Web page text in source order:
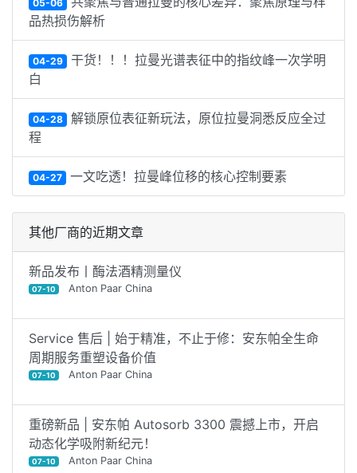
05-06
品热损伤解析
04-29 干货！！！拉曼光谱表征中的指纹峰一次学明
白
04-28 解锁原位表征新玩法，原位拉曼洞悉反应全过
程
04-27 一文吃透！拉曼峰位移的核心控制要素
其他厂商的近期文章
新品发布丨酶法酒精测量仪
07-10 Anton Paar China
Service 售后 | 始于精准，不止于修：安东帕全生命
周期服务重塑设备价值
07-10 Anton Paar China
重磅新品 | 安东帕 Autosorb 3300 震撼上市，开启
动态化学吸附新纪元！
07-10 Anton Paar China